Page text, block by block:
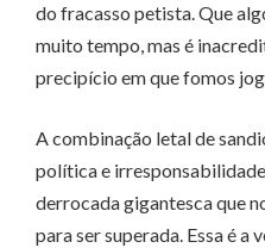
do fracasso petista. Que
muito tempo, mas é
precipício em que fomos
A combinação letal de
política e
derrocada gigantesca que
para ser superada. Essa é a